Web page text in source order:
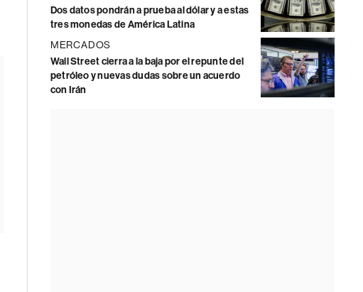
Dos datos pondrán a prueba al dólar y a estas
tres monedas de América Latina
MERCADOS
Wall Street cierra a la baja por el repunte del
petróleo y nuevas dudas sobre un acuerdo
con Irán